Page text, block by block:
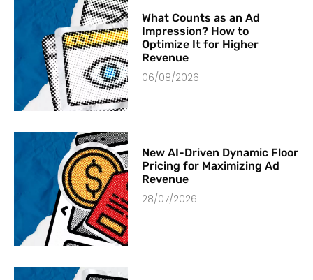
What Counts as an Ad
Impression? How to
Optimize It for Higher
Revenue
06/08/2026
New AI-Driven Dynamic Floor
Pricing for Maximizing Ad
Revenue
28/07/2026